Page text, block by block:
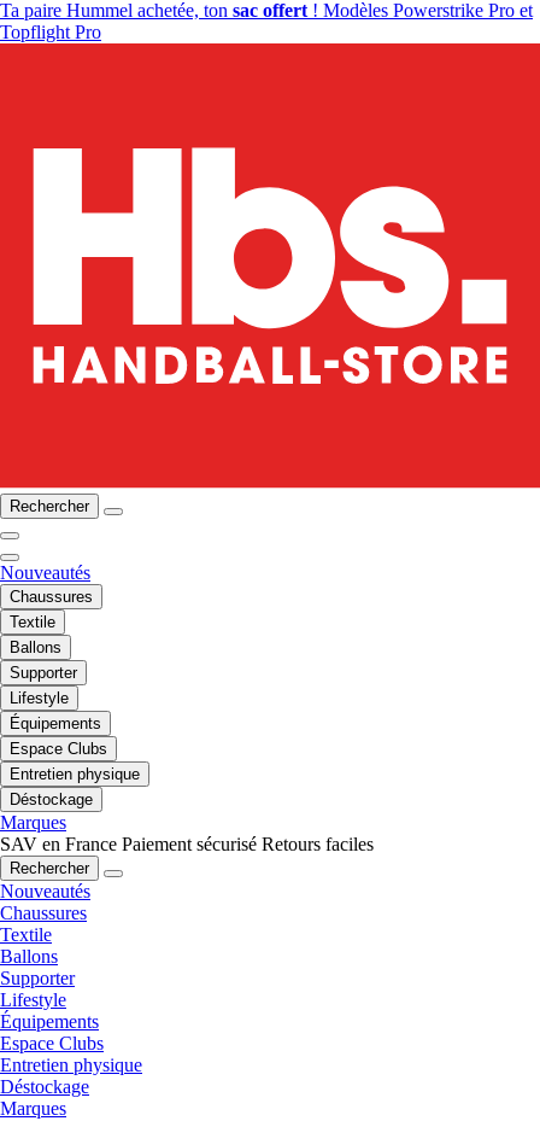
Ta paire Hummel achetée, ton sac offert ! Modèles Powerstrike Pro et
Topflight Pro
Rechercher
Nouveautés
Chaussures
Textile
Ballons
Supporter
Lifestyle
Équipements
Espace Clubs
Entretien physique
Déstockage
Marques
SAV en France Paiement sécurisé Retours faciles
Rechercher
Nouveautés
Chaussures
Textile
Ballons
Supporter
Lifestyle
Équipements
Espace Clubs
Entretien physique
Déstockage
Marques